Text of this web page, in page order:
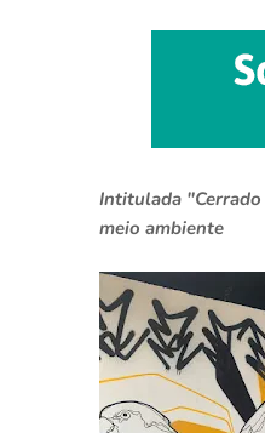
Intitulada "Cerrado
meio ambiente